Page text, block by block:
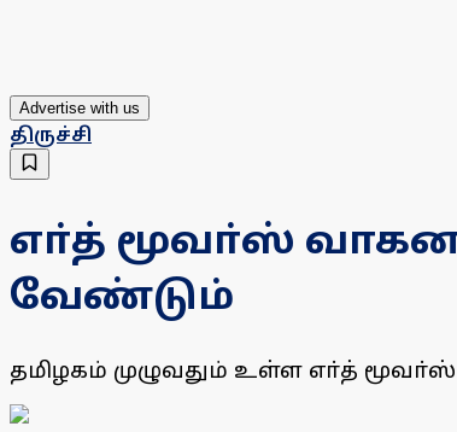
Advertise with us
திருச்சி
எா்த் மூவா்ஸ்
வேண்டும்
தமிழகம் முழுவதும் உள்ள எா்த்